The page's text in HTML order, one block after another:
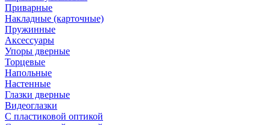
Приварные
Накладные (карточные)
Пружинные
Аксессуары
Упоры дверные
Торцевые
Напольные
Настенные
Глазки дверные
Видеоглазки
С пластиковой оптикой